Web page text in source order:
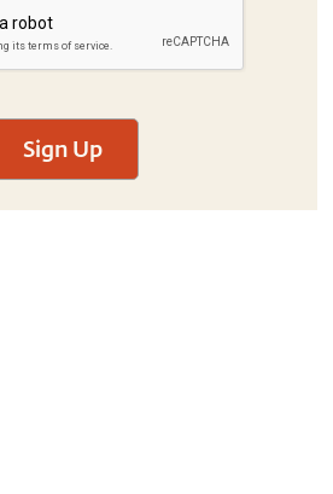
Sign Up